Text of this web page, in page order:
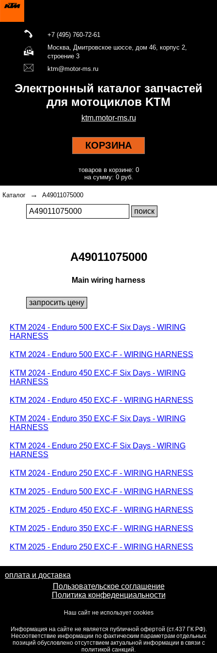
+7 (495) 760-72-61
Москва, Дмитровское шоссе, дом 46, корпус 2,
строение 3
ktm@motor-ms.ru
Электронный каталог запчастей
для мотоциклов KTM
ktm.motor-ms.ru
КОРЗИНА
товаров в корзине: 0
на сумму: 0 руб.
Каталог → A49011075000
A49011075000
Main wiring harness
KTM 2024 - Enduro 500 EXC-F Six Days - WIRING
HARNESS
KTM 2024 - Enduro 500 EXC-F - WIRING HARNESS
KTM 2024 - Enduro 450 EXC-F Six Days - WIRING
HARNESS
KTM 2024 - Enduro 450 EXC-F - WIRING HARNESS
KTM 2024 - Enduro 350 EXC-F Six Days - WIRING
HARNESS
KTM 2024 - Enduro 250 EXC-F Six Days - WIRING
HARNESS
KTM 2024 - Enduro 250 EXC-F - WIRING HARNESS
KTM 2025 - Enduro 500 EXC-F - WIRING HARNESS
KTM 2025 - Enduro 450 EXC-F - WIRING HARNESS
KTM 2025 - Enduro 350 EXC-F - WIRING HARNESS
KTM 2025 - Enduro 250 EXC-F - WIRING HARNESS
оплата и доставка
Пользовательское соглашение
Политика конфеденциальности
Наш сайт не использует cookies
Информация на сайте не является публичной офертой (ст.437 ГК РФ).
Несоответствие информации по фактическим параметрам отдельных
позиций обусловлено отсутствием актуальной информации в связи с
политикой санкций.